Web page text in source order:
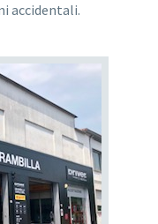
accidentali.